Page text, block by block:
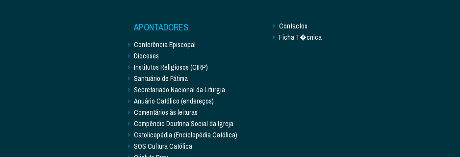
APONTADORES
Conferência Episcopal
Dioceses
Institutos Religiosos (CIRP)
Santuário de Fátima
Secretariado Nacional da Liturgia
Anuário Católico (endereços)
Comentários às leituras
Compêndio Doutrina Social da Igreja
Catolicopédia (Enciclopédia Católica)
SOS Cultura Católica
Contactos
Ficha T�cnica